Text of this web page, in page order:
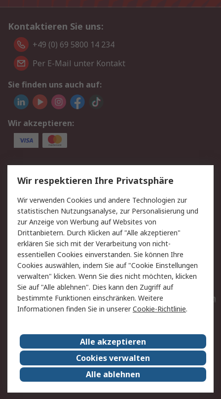
Kontaktieren Sie uns:
+49 (0) 69 5800 14 234
Per E-Mail unter Kontakt
Sie finden uns auch auf:
Wir akzeptieren:
Service
Value Added Services
Lieferlösungen
Rücksendungen
Kontakt
Hilfe
Privatkunden
Rechtliches
AGB
Datenschutz
Cookie-Richtlinie
Zahlungsbedingungen
Copyright/Impressum
Entsorgung
Elektrogeräte/Batterien
RS weltweit
Karriere bei RS
Nachhaltigkeit
Qualität/Umwelt/ZertifikatePresse-Center
Event-Center
Wir respektieren Ihre Privatsphäre
Wir verwenden Cookies und andere Technologien zur
statistischen Nutzungsanalyse, zur Personalisierung und
zur Anzeige von Werbung auf Websites von
Drittanbietern. Durch Klicken auf "Alle akzeptieren"
erklären Sie sich mit der Verarbeitung von nicht-
essentiellen Cookies einverstanden. Sie können Ihre
Cookies auswählen, indem Sie auf "Cookie Einstellungen
verwalten" klicken. Wenn Sie dies nicht möchten, klicken
Sie auf "Alle ablehnen". Dies kann den Zugriff auf
bestimmte Funktionen einschränken. Weitere
Informationen finden Sie in unsererCookie-Richtlinie.
Alle akzeptieren
Cookies verwalten
Alle ablehnen